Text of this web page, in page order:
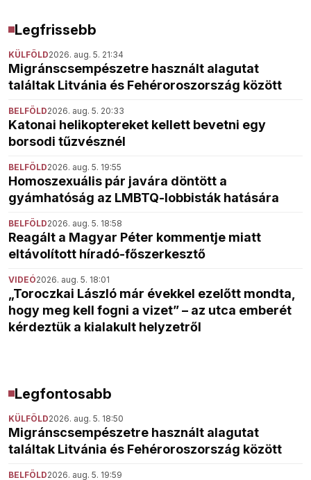
Legfrissebb
KÜLFÖLD2026. aug. 5. 21:34
Migránscsempészetre használt alagutat
találtak Litvánia és Fehéroroszország között
BELFÖLD2026. aug. 5. 20:33
Katonai helikoptereket kellett bevetni egy
borsodi tűzvésznél
BELFÖLD2026. aug. 5. 19:55
Homoszexuális pár javára döntött a
gyámhatóság az LMBTQ-lobbisták hatására
BELFÖLD2026. aug. 5. 18:58
Reagált a Magyar Péter kommentje miatt
eltávolított híradó-főszerkesztő
VIDEÓ2026. aug. 5. 18:01
„Toroczkai László már évekkel ezelőtt mondta,
hogy meg kell fogni a vizet” – az utca emberét
kérdeztük a kialakult helyzetről
Legfontosabb
KÜLFÖLD2026. aug. 5. 18:50
Migránscsempészetre használt alagutat
találtak Litvánia és Fehéroroszország között
BELFÖLD2026. aug. 5. 19:59